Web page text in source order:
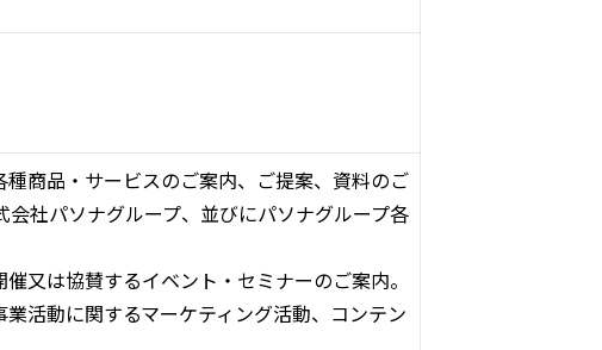
商品・サービスのご案内、ご提案、資料のご
社パソナグループ、並びにパソナグループ各
又は協賛するイベント・セミナーのご案内。
活動に関するマーケティング活動、コンテン